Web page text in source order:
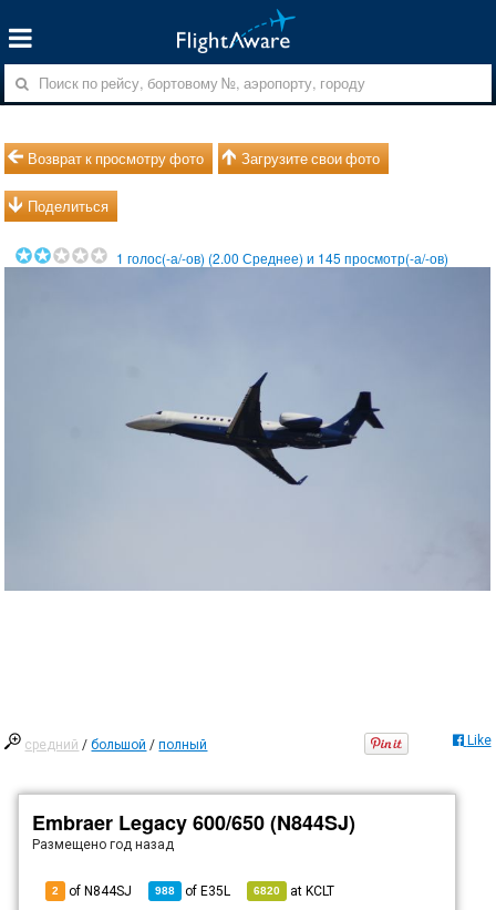
Возврат к просмотру фото Загрузите свои фото
Поделиться
1 голос(-а/-ов) (2.00 Среднее) и 145 просмотр(-а/-ов)
средний /большой /полный Like
Embraer Legacy 600/650 (N844SJ)
Размещеногод назад
2 of N844SJ 988 ofE35L 6820 atKCLT